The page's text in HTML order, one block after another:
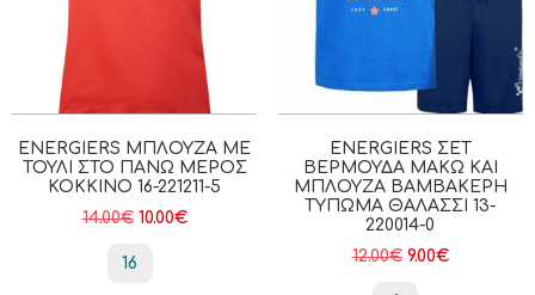
ENERGIERS ΜΠΛΟΎΖΑ ΜΕ
ΤΟΎΛΙ ΣΤΟ ΠΆΝΩ ΜΈΡΟΣ
ΚΌΚΚΙΝΟ 16-221211-5
14.00€ 10.00€
16
ENERGIERS ΣΕΤ
ΒΕΡΜΟΎΔΑ ΜΑΚΏ ΚΑΙ
ΜΠΛΟΎΖΑ ΒΑΜΒΑΚΕΡΉ
ΤΎΠΩΜΑ ΘΑΛΑΣΣΙ 13-
220014-0
12.00€ 9.00€